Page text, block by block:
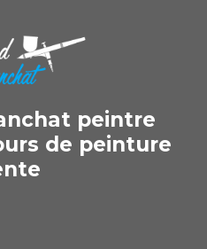
peintre
de peinture